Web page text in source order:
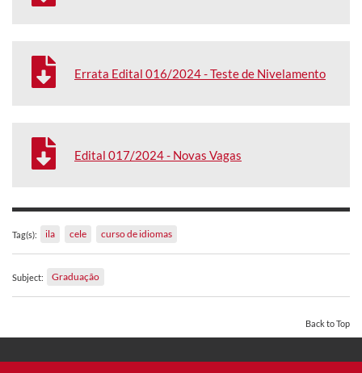
Errata Edital 016/2024 - Teste de Nivelamento
Edital 017/2024 - Novas Vagas
Tag(s): ila cele curso de idiomas
Subject: Graduação
Back to Top